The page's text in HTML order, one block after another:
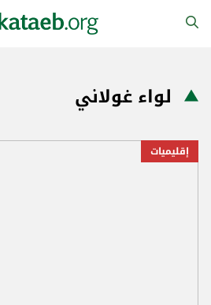
لواء غولاني
إقليميات